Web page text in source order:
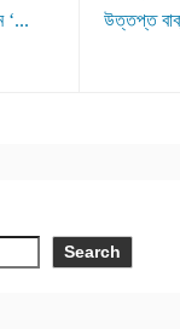
‘...
উত্তপ্ত
Search